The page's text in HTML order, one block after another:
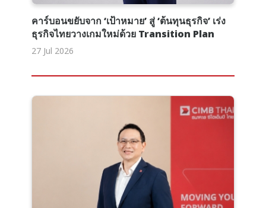
คาร์บอนขยับจาก ‘เป้าหมาย’ สู่ ‘ต้นทุนธุรกิจ’ เร่ง
ธุรกิจไทยวางเกมใหม่ด้วย Transition Plan
27 Jul 2026